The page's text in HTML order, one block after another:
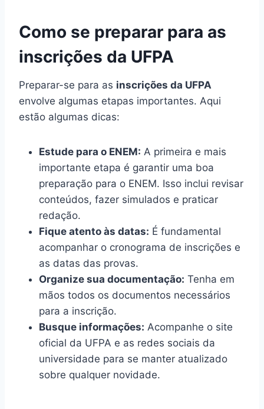
Como se preparar para as
inscrições da UFPA
Preparar-se para as inscrições da UFPA
envolve algumas etapas importantes. Aqui
estão algumas dicas:
Estude para o ENEM: A primeira e mais
importante etapa é garantir uma boa
preparação para o ENEM. Isso inclui revisar
conteúdos, fazer simulados e praticar
redação.
Fique atento às datas: É fundamental
acompanhar o cronograma de inscrições e
as datas das provas.
Organize sua documentação: Tenha em
mãos todos os documentos necessários
para a inscrição.
Busque informações: Acompanhe o site
oficial da UFPA e as redes sociais da
universidade para se manter atualizado
sobre qualquer novidade.